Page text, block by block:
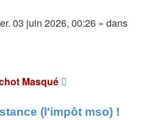
03 juin 2026, 00:26 » dans
Masqué
(l'impôt mso) !